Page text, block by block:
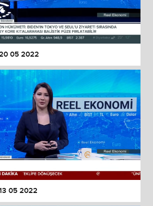
05 2022
05 2022